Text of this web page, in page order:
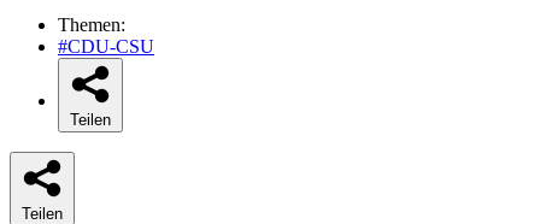
Themen:
#CDU-CSU
Teilen
Teilen